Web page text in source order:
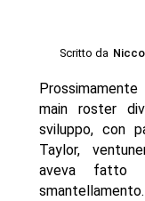
Scritto da
main roster
sviluppo, con
Taylor,
aveva fatto
smantellamento.